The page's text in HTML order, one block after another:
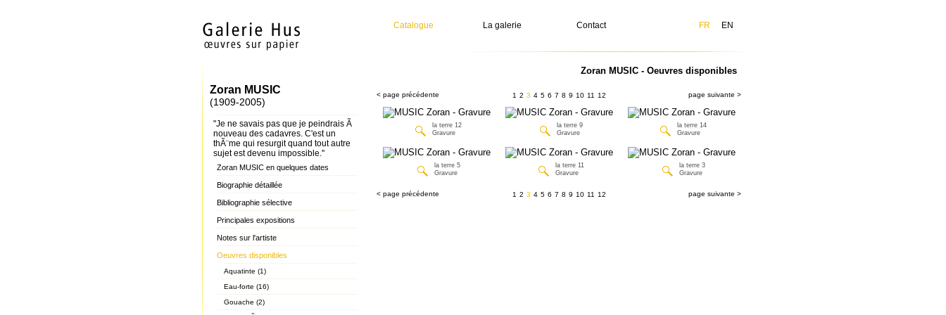
Catalogue La galerie Contact FR EN
Zoran MUSIC
(1909-2005)
"Je ne savais pas que je peindrais Ã
nouveau des cadavres. C'est un
thÃ¨me qui resurgit quand tout autre
sujet est devenu impossible."
Zoran MUSIC en quelques dates
Biographie détaillée
Bibliographie sélective
Principales expositions
Notes sur l'artiste
Oeuvres disponibles
Aquatinte (1)
Eau-forte (16)
Gouache (2)
Zoran MUSIC - Oeuvres disponibles
< page précédente 1 2 3 4 5 6 7 8 9 10 11 12 page suivante >
la terre 12
Gravure
la terre 9
Gravure
la terre 14
Gravure
la terre 5
Gravure
la terre 11
Gravure
la terre 3
Gravure
< page précédente 1 2 3 4 5 6 7 8 9 10 11 12 page suivante >